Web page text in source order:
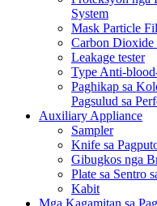
System
Mask Particle
Carbon Dioxide
Leakage tester
Type Anti-
Paghikap sa
Pagsulud sa
Auxiliary Appliance
Sampler
Knife sa
Gibugkos nga
Plate sa Sentro
Kabit
Mga Kagamitan sa